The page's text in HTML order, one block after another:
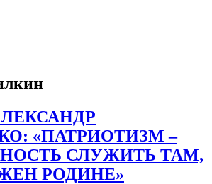
«ПАТРИОТИЗМ –
СЛУЖИТЬ ТАМ,
РОДИНЕ»